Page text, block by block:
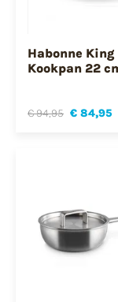
Habonne King
Kookpan 22
€ 94,95 € 84,95